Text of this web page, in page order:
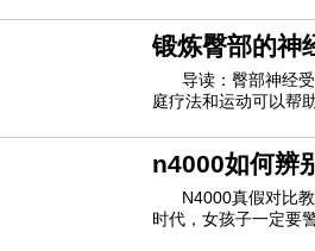
肉和猪肉制成的肉饼
更饱满，而且他们的
丹麦哥本哈根大学的
锻炼臀部的神
导读：臀部神经
庭疗法和运动可以帮
帮助以及针对这种情
信号。这意味着当神
常不舒服。一个常见
n4000如何辨
n4000真假对
N4000真假对比
时代，女孩子一定要